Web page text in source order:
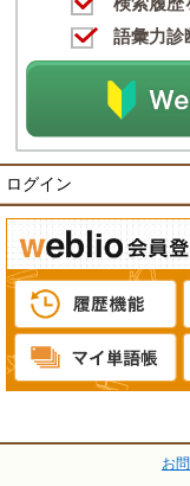
語彙力診
ログイン
お